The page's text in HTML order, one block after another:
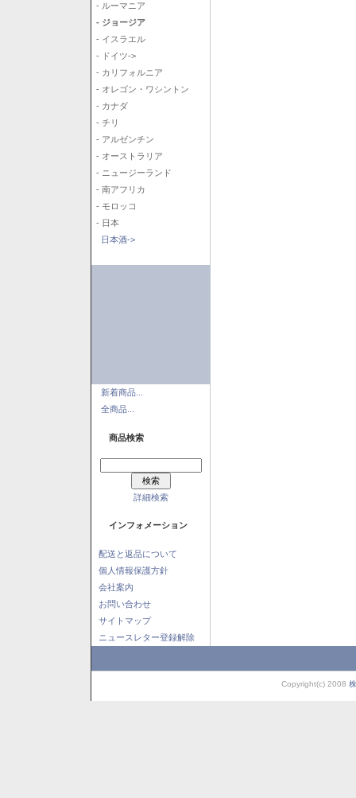
- ルーマニア
- ジョージア
- イスラエル
- ドイツ->
- カリフォルニア
- オレゴン・ワシントン
- カナダ
- チリ
- アルゼンチン
- オーストラリア
- ニュージーランド
- 南アフリカ
- モロッコ
- 日本
日本酒->
新着商品...
全商品...
商品検索
詳細検索
インフォメーション
配送と返品について
個人情報保護方針
会社案内
お問い合わせ
サイトマップ
ニュースレター登録解除
Copyright(c) 2008